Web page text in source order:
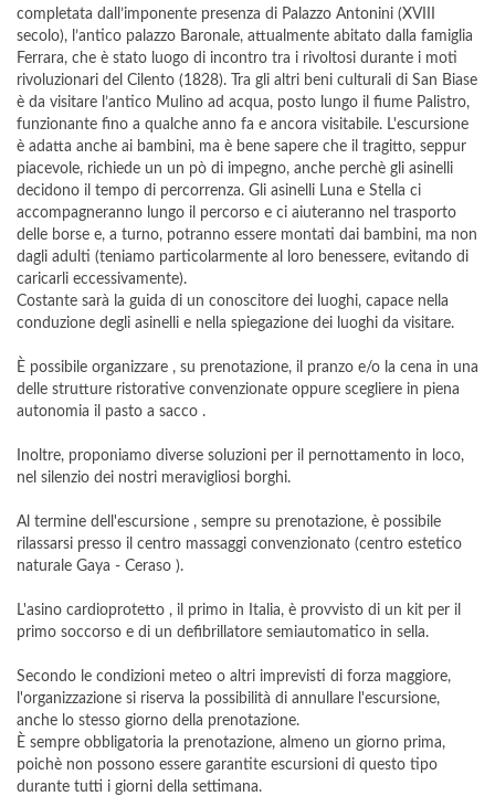
completata dall’imponente presenza di Palazzo Antonini (XVIII
secolo), l’antico palazzo Baronale, attualmente abitato dalla famiglia
Ferrara, che è stato luogo di incontro tra i rivoltosi durante i moti
rivoluzionari del Cilento (1828). Tra gli altri beni culturali di San Biase
è da visitare l’antico Mulino ad acqua, posto lungo il fiume Palistro,
funzionante fino a qualche anno fa e ancora visitabile. L'escursione
è adatta anche ai bambini, ma è bene sapere che il tragitto, seppur
piacevole, richiede un un pò di impegno, anche perchè gli asinelli
decidono il tempo di percorrenza. Gli asinelli Luna e Stella ci
accompagneranno lungo il percorso e ci aiuteranno nel trasporto
delle borse e, a turno, potranno essere montati dai bambini, ma non
dagli adulti (teniamo particolarmente al loro benessere, evitando di
caricarli eccessivamente).
Costante sarà la guida di un conoscitore dei luoghi, capace nella
conduzione degli asinelli e nella spiegazione dei luoghi da visitare.
È possibile organizzare , su prenotazione, il pranzo e/o la cena in una
delle strutture ristorative convenzionate oppure scegliere in piena
autonomia il pasto a sacco .
Inoltre, proponiamo diverse soluzioni per il pernottamento in loco,
nel silenzio dei nostri meravigliosi borghi.
Al termine dell'escursione , sempre su prenotazione, è possibile
rilassarsi presso il centro massaggi convenzionato (centro estetico
naturale Gaya - Ceraso ).
L'asino cardioprotetto , il primo in Italia, è provvisto di un kit per il
primo soccorso e di un defibrillatore semiautomatico in sella.
Secondo le condizioni meteo o altri imprevisti di forza maggiore,
l'organizzazione si riserva la possibilità di annullare l'escursione,
anche lo stesso giorno della prenotazione.
È sempre obbligatoria la prenotazione, almeno un giorno prima,
poichè non possono essere garantite escursioni di questo tipo
durante tutti i giorni della settimana.